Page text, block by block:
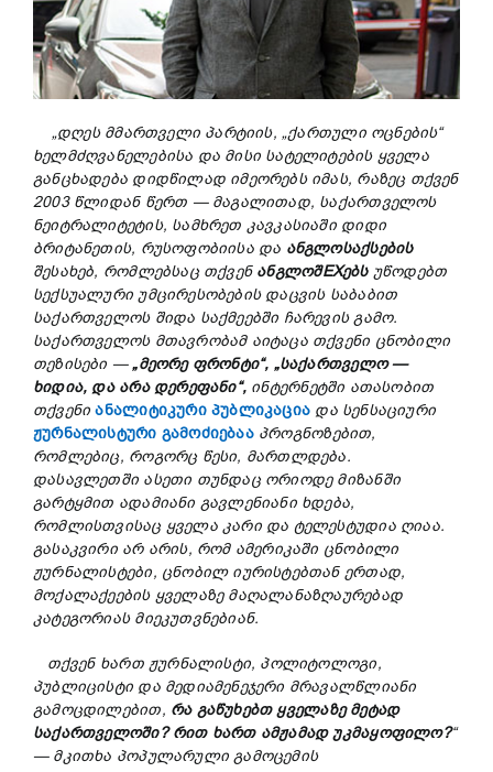
„დღეს მმართველი პარტიის, „ქართული ოცნების“
ხელმძღვანელებისა და მისი სატელიტების ყველა
განცხადება დიდწილად იმეორებს იმას, რაზეც თქვენ
2003 წლიდან წერთ — მაგალითად, საქართველოს
ნეიტრალიტეტის, სამხრეთ კავკასიაში დიდი
ბრიტანეთის, რუსოფობიისა და ანგლოსაქსების
შესახებ, რომლებსაც თქვენ ანგლოშEXებსუწოდებთ
სექსუალური უმცირესობების დაცვის საბაბით
საქართველოს შიდა საქმეებში ჩარევის გამო.
საქართველოს მთავრობამ აიტაცა თქვენი ცნობილი
თეზისები —„მეორე ფრონტი“, „საქართველო —
ხიდია, და არა დერეფანი“, ინტერნეტში ათასობით
თქვენიანალიტიკური პუბლიკაცია და სენსაციური
ჟურნალისტური გამოძიებააპროგნოზებით,
რომლებიც, როგორც წესი, მართლდება.
დასავლეთში ასეთი თუნდაც ორიოდე მიზანში
გარტყმით ადამიანი გავლენიანი ხდება,
რომლისთვისაც ყველა კარი და ტელესტუდია ღიაა.
გასაკვირი არ არის, რომ ამერიკაში ცნობილი
ჟურნალისტები, ცნობილ იურისტებთან ერთად,
მოქალაქეების ყველაზე მაღალანაზღაურებად
კატეგორიას მიეკუთვნებიან.
თქვენ ხართ ჟურნალისტი, პოლიტოლოგი,
პუბლიცისტი და მედიამენეჯერი მრავალწლიანი
გამოცდილებით, რა გაწუხებთ ყველაზე მეტად
საქართველოში? რით ხართ ამჟამად უკმაყოფილო?“
— მკითხა პოპულარულიგამოცემის